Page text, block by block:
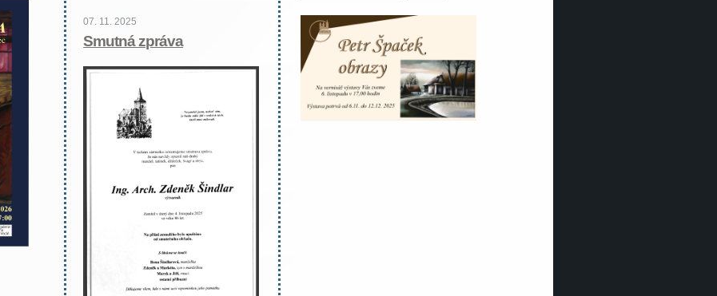
07. 11. 2025
Smutná zpráva